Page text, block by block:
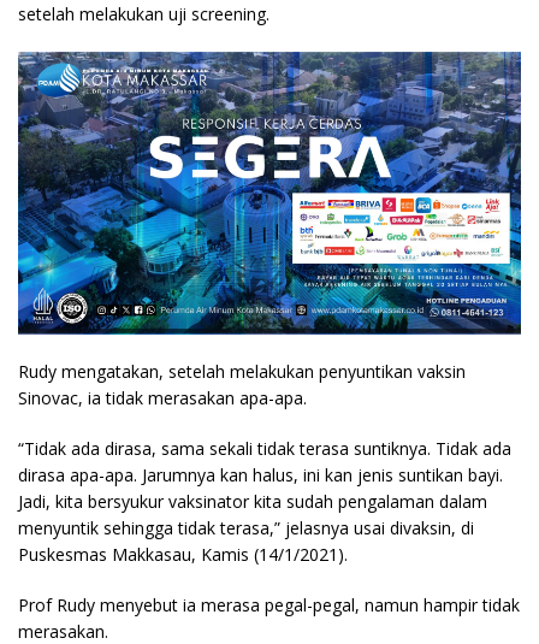
setelah melakukan uji screening.
Rudy mengatakan, setelah melakukan penyuntikan vaksin
Sinovac, ia tidak merasakan apa-apa.
“Tidak ada dirasa, sama sekali tidak terasa suntiknya. Tidak ada
dirasa apa-apa. Jarumnya kan halus, ini kan jenis suntikan bayi.
Jadi, kita bersyukur vaksinator kita sudah pengalaman dalam
menyuntik sehingga tidak terasa,” jelasnya usai divaksin, di
Puskesmas Makkasau, Kamis (14/1/2021).
Prof Rudy menyebut ia merasa pegal-pegal, namun hampir tidak
merasakan.